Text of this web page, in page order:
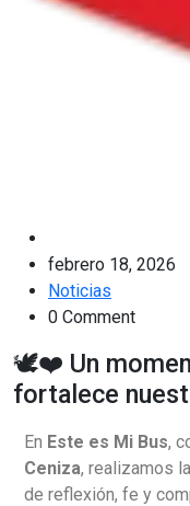
febrero 18, 2026
Noticias
0 Comment
🕊️❤️ Un
fortalece
En Este es Mi Bus,
Ceniza, realizamos
de reflexión, fe y